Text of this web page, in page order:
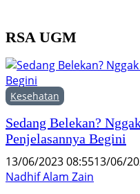
RSA UGM
Kesehatan
Sedang Belekan?
Penjelasannya Begini
13/06/2023 08:5513/06/
Nadhif Alam Zain